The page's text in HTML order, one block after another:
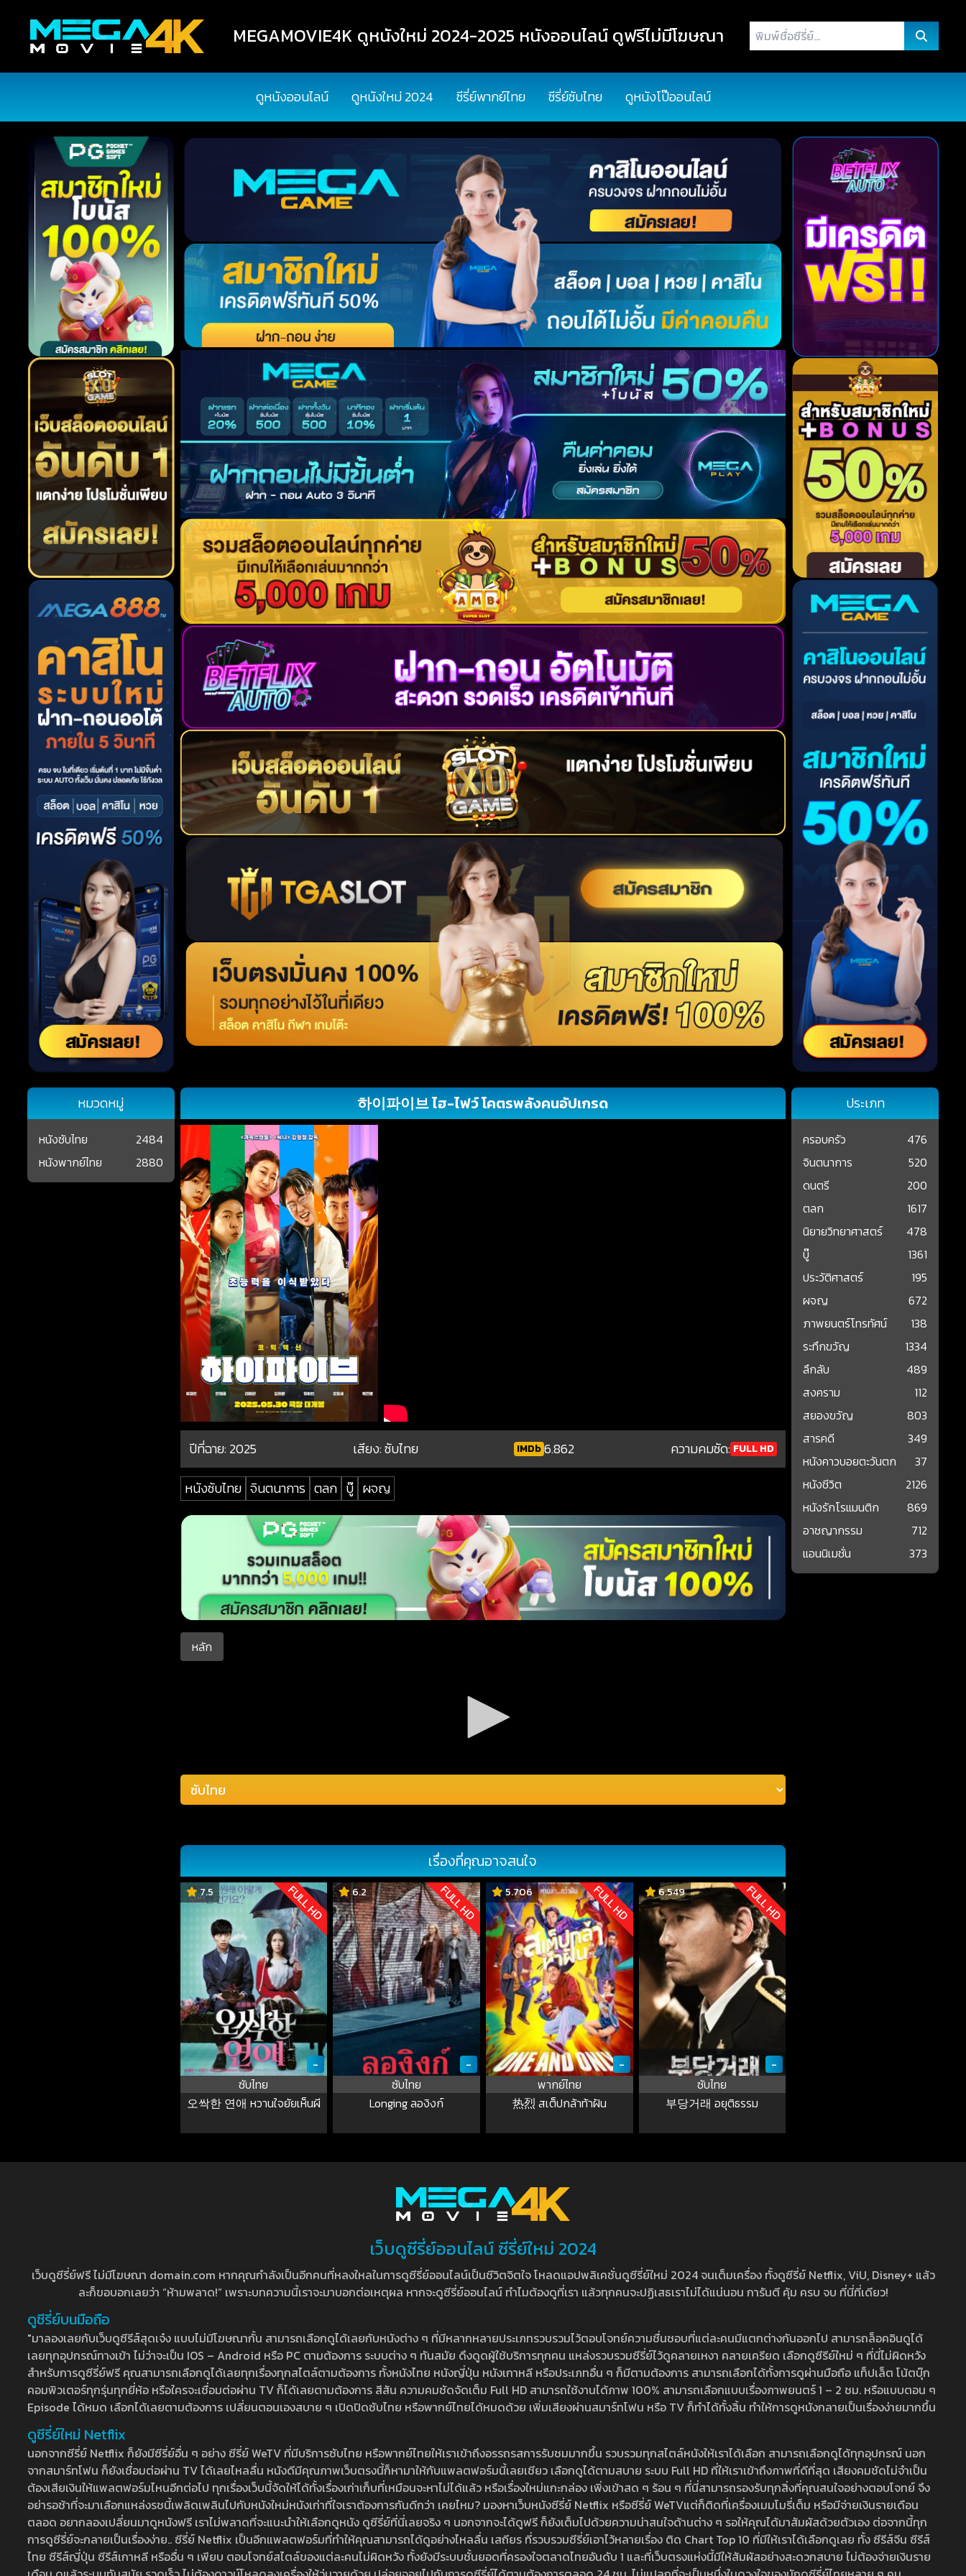
MEGAMOVIE4K ดูหนังใหม่ 2024-2025 หนังออนไลน์ ดูฟรีไม่มีโฆษณา
พิมพ์
ชื่อ
ดูหนังออนไลน์ ดูหนังใหม่ 2024 ซีรี่ย์พากย์ไทย ซีรี่ย์ซับไทย ดูหนังโป๊ออนไลน์
하이파이브 ไฮ-ไฟว์ โคตรพลังคนอัปเกรด
ปีที่ฉาย:2025 เสียง: ซับไทย IMDb 6.862 ความคมชัด: FULL HD
หนังซับไทย จินตนาการ ตลก บู๊ ผจญ
หลัก
หมวดหมู่
หนังซับไทย
2484
หนังพากย์ไทย
2880
ประเภท
ครอบครัว
476
จินตนาการ
520
ดนตรี
200
ตลก
1617
นิยายวิทยาศาสตร์
478
บู๊
1361
ประวัติศาสตร์
195
ผจญ
672
ภาพยนตร์โทรทัศน์
138
ระทึกขวัญ
1334
ลึกลับ
489
สงคราม
112
สยองขวัญ
803
สารคดี
349
หนังคาวบอยตะวันตก
37
หนังชีวิต
2126
หนังรักโรแมนติก
869
อาชญากรรม
712
แอนนิเมชั่น
373
เรื่องที่คุณอาจสนใจ
7.5 FULL HD
-
ซับไทย
오싹한 연애 หวานใจยัยเห็นผี
6.2 FULL HD
-
ซับไทย
Longing ลองิงก์
5.706 FULL HD
-
พากย์ไทย
热烈 สเต็ปกล้าท้าฝัน
6.549 FULL HD
-
ซับไทย
부당거래 อยุติธรรม
เว็บดูซีรี่ย์ออนไลน์ ซีรี่ย์ใหม่ 2024
เว็บดูซีรี่ย์ฟรี ไม่มีโฆษณา domain.com หากคุณกำลังเป็นอีกคนที่หลงใหลในการดูซีรี่ย์ออนไลน์เป็นชีวิตจิตใจ โหลดแอปพลิเคชั่นดูซีรี่ย์ใหม่ 2024 จนเต็มเครื่อง ทั้งดูซีรี่ย์ Netflix, ViU, Disney+ แล้ว
ละก็ขอบอกเลยว่า “ห้ามพลาด!” เพราะบทความนี้เราจะมาบอกต่อเหตุผล หากจะดูซีรี่ย์ออนไลน์ ทำไมต้องดูที่เรา แล้วทุกคนจะปฏิเสธเราไม่ได้แน่นอน การันตี คุ้ม ครบ จบ ที่นี่ที่เดียว!
ดูซีรี่ย์บนมือถือ
"มาลองเลยกับเว็บดูซีรีส์สุดเจ๋ง แบบไม่มีโฆษณากั้น สามารถเลือกดูได้เลยกับหนังต่าง ๆ ที่มีหลากหลายประเภทรวบรวมไว้ตอบโจทย์ความชื่นชอบที่แต่ละคนมีแตกต่างกันออกไป สามารถล็อคอินดูได้
เลยทุกอุปกรณ์ทางเข้า ไม่ว่าจะเป็น IOS – Android หรือ PC ตามต้องการ ระบบต่าง ๆ ทันสมัย ดึงดูดผู้ใช้บริการทุกคน แหล่งรวบรวมซีรี่ย์ไว้ดูคลายเหงา คลายเครียด เลือกดูซีรีย์ใหม่ ๆ ที่นี่ไม่ผิดหวัง
สำหรับการดูซีรี่ย์ฟรี คุณสามารถเลือกดูได้เลยทุกเรื่องทุกสไตล์ตามต้องการ ทั้งหนังไทย หนังญี่ปุ่น หนังเกาหลี หรือประเภทอื่น ๆ ก็มีตามต้องการ สามารถเลือกได้ทั้งการดูผ่านมือถือ แท็ปเล็ต โน้ตบุ๊ก
คอมพิวเตอร์ทุกรุ่นทุกยี่ห้อ หรือใครจะเชื่อมต่อผ่าน TV ก็ได้เลยตามต้องการ สีสัน ความคมชัดจัดเต็ม Full HD สามารถใช้งานได้ภาพ 100% สามารถเลือกแบบเรื่องภาพยนตร์ 1 – 2 ชม. หรือแบบตอน ๆ
Episode ได้หมด เลือกได้เลยตามต้องการ เปลี่ยนตอนเองสบาย ๆ เปิดปิดซับไทย หรือพากย์ไทยได้หมดด้วย เพิ่มเสียงผ่านสมาร์ทโฟน หรือ TV ก็ทำได้ทั้งสิ้น ทำให้การดูหนังกลายเป็นเรื่องง่ายมากขึ้น
ดูซีรี่ย์ใหม่ Netflix
นอกจากซีรี่ย์ Netflix ก็ยังมีซีรี่ย์อื่น ๆ อย่าง ซีรี่ย์ WeTV ที่มีบริการซับไทย หรือพากย์ไทยให้เราเข้าถึงอรรถรสการรับชมมากขึ้น รวบรวมทุกสไตล์หนังให้เราได้เลือก สามารถเลือกดูได้ทุกอุปกรณ์ นอก
จากสมาร์ทโฟน ก็ยังเชื่อมต่อผ่าน TV ได้เลยไหลลื่น หนังดีมีคุณภาพเว็บตรงนี้ก็หามาให้กับแพลตฟอร์มนี้เลยเชียว เลือกดูได้ตามสบาย ระบบ Full HD ที่ให้เราเข้าถึงภาพที่ดีที่สุด เสียงคมชัดไม่จำเป็น
ต้องเสียเงินให้แพลตฟอร์มไหนอีกต่อไป ทุกเรื่องเว็บนี้จัดให้ได้ทั้งเรื่องเก่าเก็บที่เหมือนจะหาไม่ได้แล้ว หรือเรื่องใหม่แกะกล่อง เพิ่งเข้าสด ๆ ร้อน ๆ ที่นี่สามารถรองรับทุกสิ่งที่คุณสนใจอย่างตอบโจทย์ จึง
อย่ารอช้าที่จะมาเลือกแหล่งรชนี้เพลิดเพลินไปกับหนังใหม่หนังเก่าที่ใจเราต้องการกันดีกว่า เคยไหม? มองหาเว็บหนังซีรี่ย์ Netflix หรือซีรี่ย์ WeTVแต่ก็ติดที่เครื่องเมมโมรี่เต็ม หรือมีจ่ายเงินรายเดือน
ตลอด อยากลองเปลี่ยนมาดูหนังฟรี เราไม่พลาดที่จะแนะนำให้เลือกดูหนัง ดูซีรี่ย์ที่นี่เลยจริง ๆ นอกจากจะได้ดูฟรี ก็ยังเต็มไปด้วยความน่าสนใจด้านต่าง ๆ รอให้คุณได้มาสัมผัสด้วยตัวเอง ต่อจากนี้ทุก
การดูซีรี่ย์จะกลายเป็นเรื่องง่าย.. ซีรี่ย์ Netflix เป็นอีกแพลตฟอร์มที่ทำให้คุณสามารถได้ดูอย่างไหลลื่น เสถียร ที่รวบรวมซีรี่ย์เอาไว้หลายเรื่อง ติด Chart Top 10 ที่มีให้เราได้เลือกดูเลย ทั้ง ซีรีส์จีน ซีรีส์
ไทย ซีรีส์ญี่ปุ่น ซีรีส์เกาหลี หรืออื่น ๆ เพียบ ตอบโจทย์สไตล์ของแต่ละคนไม่ผิดหวัง ทั้งยังมีระบบชั้นยอดที่ครองใจตลาดไทยอันดับ 1 และที่เว็บตรงแห่งนี้มีให้สัมผัสอย่างสะดวกสบาย ไม่ต้องจ่ายเงินราย